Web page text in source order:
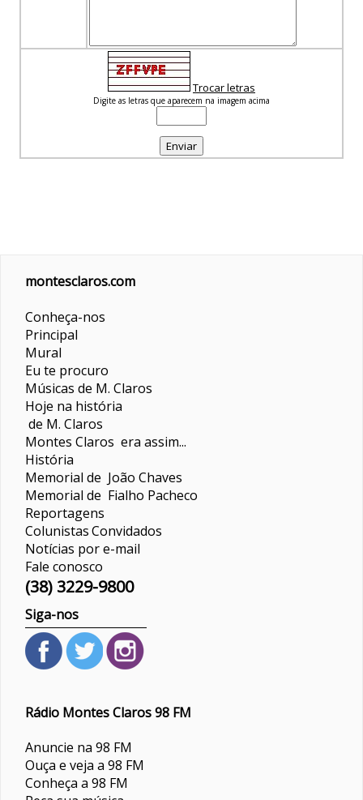
Trocar letras
Digite as letras que aparecem na imagem acima
montesclaros.com
Conheça-nos
Principal
Mural
Eu te procuro
Músicas de M. Claros
Hoje na história
de M. Claros
Montes Claros era assim...
História
Memorial de João Chaves
Memorial de Fialho Pacheco
Reportagens
ColunistasConvidados
Notícias por e-mail
Fale conosco
(38) 3229-9800
Siga-nos
Rádio Montes Claros 98 FM
Anuncie na 98 FM
Ouça e veja a 98 FM
Conheça a 98 FM